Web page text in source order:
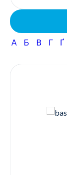
Гінекологія
Кар'єра
А Б В Г Ґ